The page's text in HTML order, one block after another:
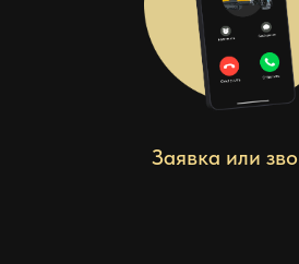
Заявка или